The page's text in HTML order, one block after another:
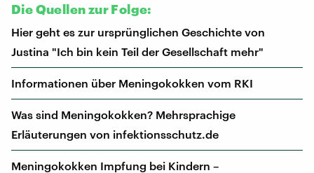
Die Quellen zur Folge:
Hier geht es zur ursprünglichen Geschichte von
Justina "Ich bin kein Teil der Gesellschaft mehr"
Informationen über Meningokokken vom RKI
Was sind Meningokokken? Mehrsprachige
Erläuterungen von infektionsschutz.de
Meningokokken Impfung bei Kindern –